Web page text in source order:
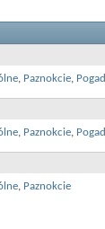
, Paznokcie,
, Paznokcie,
, Paznokcie